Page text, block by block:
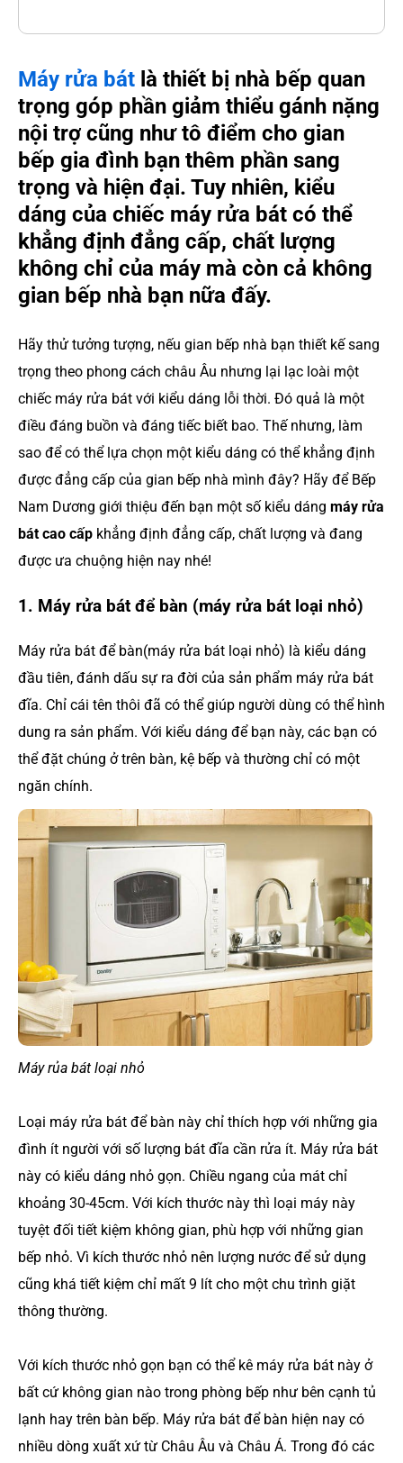
Máy rửa bát là thiết bị nhà bếp quan
trọng góp phần giảm thiểu gánh nặng
nội trợ cũng như tô điểm cho gian
bếp gia đình bạn thêm phần sang
trọng và hiện đại. Tuy nhiên, kiểu
dáng của chiếc máy rửa bát có thể
khẳng định đẳng cấp, chất lượng
không chỉ của máy mà còn cả không
gian bếp nhà bạn nữa đấy.
Hãy thử tưởng tượng, nếu gian bếp nhà bạn thiết kế sang
trọng theo phong cách châu Âu nhưng lại lạc loài một
chiếc máy rửa bát với kiểu dáng lỗi thời. Đó quả là một
điều đáng buồn và đáng tiếc biết bao. Thế nhưng, làm
sao để có thể lựa chọn một kiểu dáng có thể khẳng định
được đẳng cấp của gian bếp nhà mình đây? Hãy để Bếp
Nam Dương giới thiệu đến bạn một số kiểu dáng máy rửa
bát cao cấp khẳng định đẳng cấp, chất lượng và đang
được ưa chuộng hiện nay nhé!
1. Máy rửa bát để bàn (máy rửa bát loại nhỏ)
Máy rửa bát để bàn(máy rửa bát loại nhỏ) là kiểu dáng
đầu tiên, đánh dấu sự ra đời của sản phẩm máy rửa bát
đĩa. Chỉ cái tên thôi đã có thể giúp người dùng có thể hình
dung ra sản phẩm. Với kiểu dáng để bạn này, các bạn có
thể đặt chúng ở trên bàn, kệ bếp và thường chỉ có một
ngăn chính.
Máy rủa bát loại nhỏ
Loại máy rửa bát để bàn này chỉ thích hợp với những gia
đình ít người với số lượng bát đĩa cần rửa ít. Máy rửa bát
này có kiểu dáng nhỏ gọn. Chiều ngang của mát chỉ
khoảng 30-45cm. Với kích thước này thì loại máy này
tuyệt đối tiết kiệm không gian, phù hợp với những gian
bếp nhỏ. Vì kích thước nhỏ nên lượng nước để sử dụng
cũng khá tiết kiệm chỉ mất 9 lít cho một chu trình giặt
thông thường.
Với kích thước nhỏ gọn bạn có thể kê máy rửa bát này ở
bất cứ không gian nào trong phòng bếp như bên cạnh tủ
lạnh hay trên bàn bếp. Máy rửa bát để bàn hiện nay có
nhiều dòng xuất xứ từ Châu Âu và Châu Á. Trong đó các